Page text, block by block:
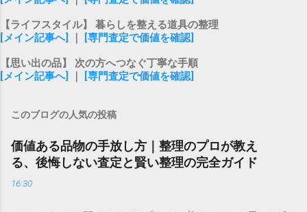
【ライフスタイル】 暮らしを整える道具の整理
[メイン記事へ]
[専門査定で価値を確認]
【思い出の品】 次の方へつなぐ丁寧な手順
[メイン記事へ]
[専門査定で価値を確認]
このブログの人気の投稿
価値ある品物の手放し方｜整理のプロが教え
る、後悔しない査定と賢い整理の完全ガイド
16:30